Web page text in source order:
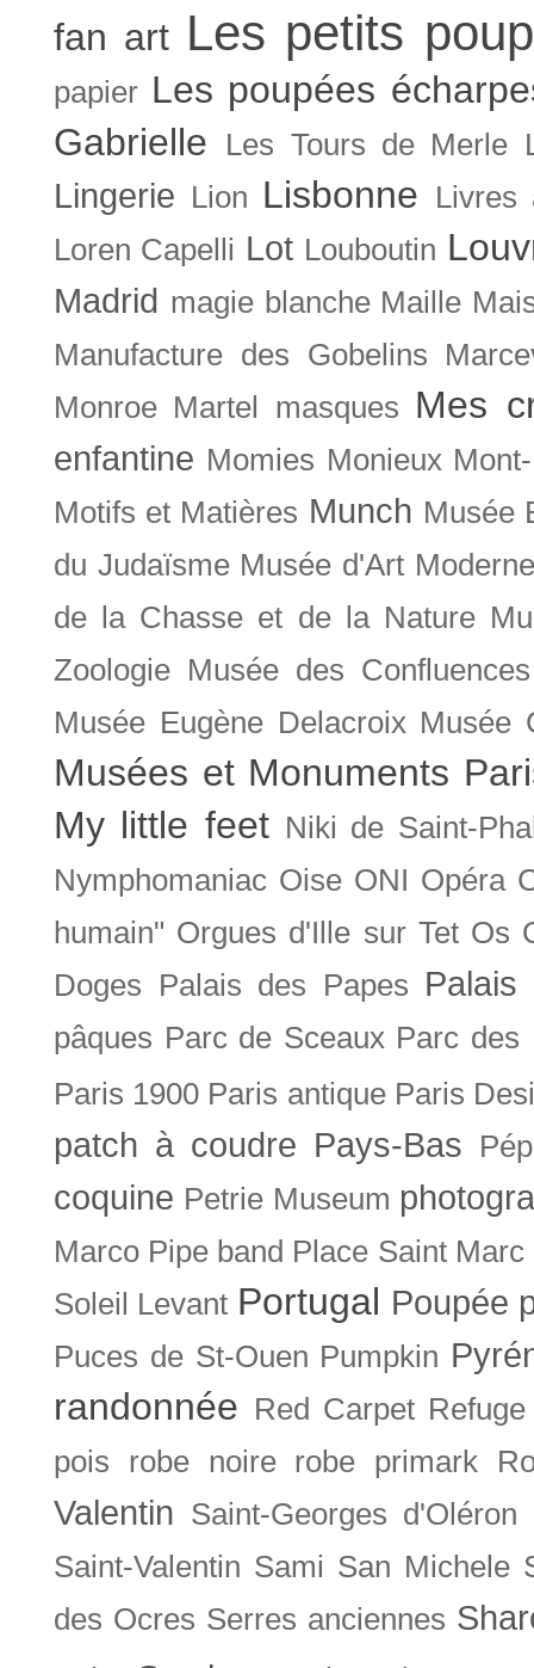
fan art Les petits
papier Les poupées
Gabrielle
Les Tours de Merle
Lingerie Lion Lisbonne
Livres
Loren Capelli Lot Louboutin
Madrid magie blanche Maille
Manufacture des Gobelins
Monroe Martel masques Mes
enfantine Momies Monieux
Motifs et Matières Munch Musée
du Judaïsme Musée d'Art
de la Chasse et de la Nature
Zoologie Musée des Confluences
Musée Eugène Delacroix Musée
Musées et Monuments
My little feet Niki de Saint-
Nymphomaniac Oise ONI Opéra
humain" Orgues d'Ille sur Tet Os
Doges
Palais des Papes Palais
pâques Parc de Sceaux Parc des
Paris 1900 Paris antique Paris
patch à coudre Pays-Bas
coquine Petrie Museum
Marco Pipe band Place Saint Marc
Soleil Levant Portugal Poupée
Puces de St-Ouen Pumpkin
randonnée Red Carpet Refuge
pois
robe noire robe primark
Valentin Saint-Georges d'Oléron
Saint-Valentin Sami San Michele
des Ocres Serres anciennes